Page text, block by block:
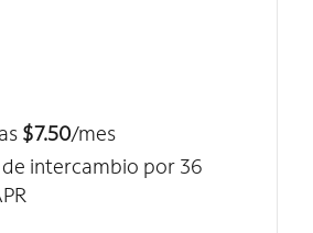
$7.50/mes
intercambio por 36